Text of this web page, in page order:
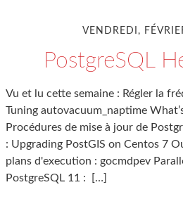
VENDREDI,
PostgreSQL
Vu et lu cette semaine : Régler la
Tuning autovacuum_naptime
Procédures de mise à jour de
: Upgrading PostGIS on Centos 7
plans d'execution : gocmdpev
PostgreSQL 11 :
[…]